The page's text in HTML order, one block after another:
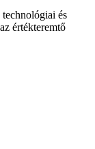
és
értékteremtő